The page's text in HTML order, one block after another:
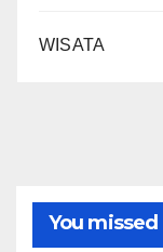
WISATA
You missed